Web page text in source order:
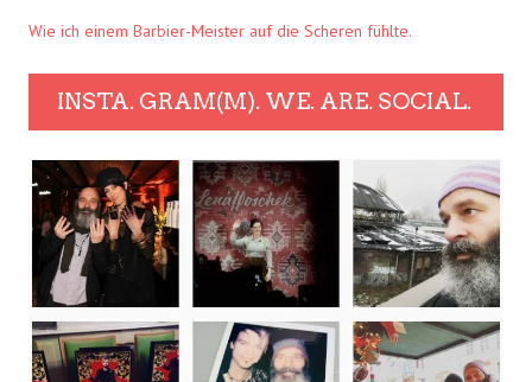
Wie ich einem Barbier-Meister auf die Scheren fühlte.
INSTA. GRAM(M). WE. ARE. SOCIAL.